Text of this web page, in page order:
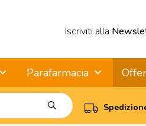
Iscriviti alla
Parafarmacia